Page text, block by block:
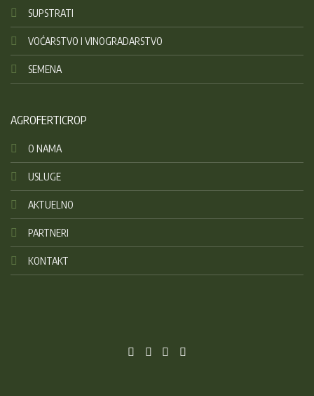
SUPSTRATI
VOĆARSTVO I VINOGRADARSTVO
SEMENA
AGROFERTICROP
O NAMA
USLUGE
AKTUELNO
PARTNERI
KONTAKT